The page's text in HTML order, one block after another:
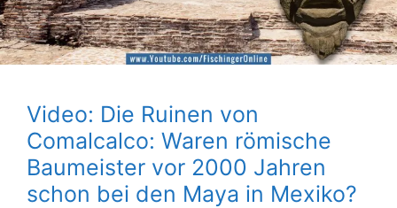
Video: Die Ruinen von
Comalcalco: Waren römische
Baumeister vor 2000 Jahren
schon bei den Maya in Mexiko?